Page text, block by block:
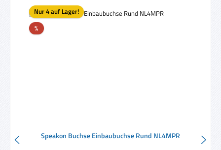
Nur 4 auf Lager!
%Rabatt
Speakon Buchse Einbaubuchse Rund NL4MPR